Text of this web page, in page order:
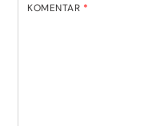
KOMENTAR *